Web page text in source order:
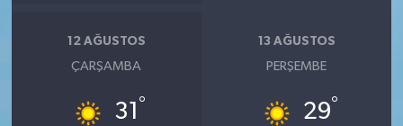
12 AĞUSTOS
ÇARŞAMBA
31 °
13 AĞUSTOS
PERŞEMBE
29°